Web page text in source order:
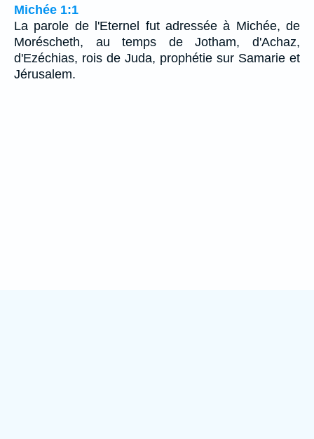
Michée 1:1
La parole de l'Eternel fut adressée à Michée, de
Moréscheth, au temps de Jotham, d'Achaz,
d'Ezéchias, rois de Juda, prophétie sur Samarie et
Jérusalem.